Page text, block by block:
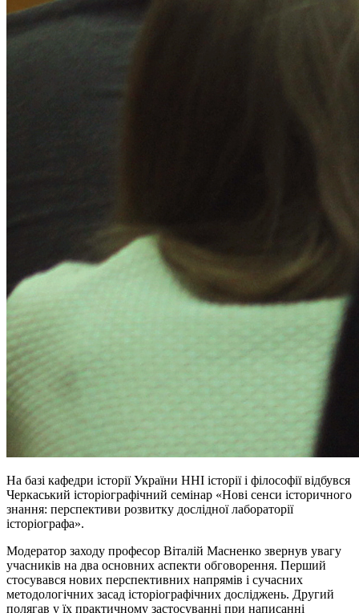
На базі кафедри історії України ННІ історії і філософії відбувся
Черкаський історіографічний семінар «Нові сенси історичного
знання: перспективи розвитку дослідної лабораторії
історіографа».
Модератор заходу професор Віталій Масненко звернув увагу
учасників на два основних аспекти обговорення. Перший
стосувався нових перспективних напрямів і сучасних
методологічних засад історіографічних досліджень. Другий
полягав у їх практичному застосуванні при написанні